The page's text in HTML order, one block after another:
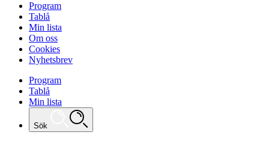
Program
Tablå
Min lista
Om oss
Cookies
Nyhetsbrev
Program
Tablå
Min lista
Sök